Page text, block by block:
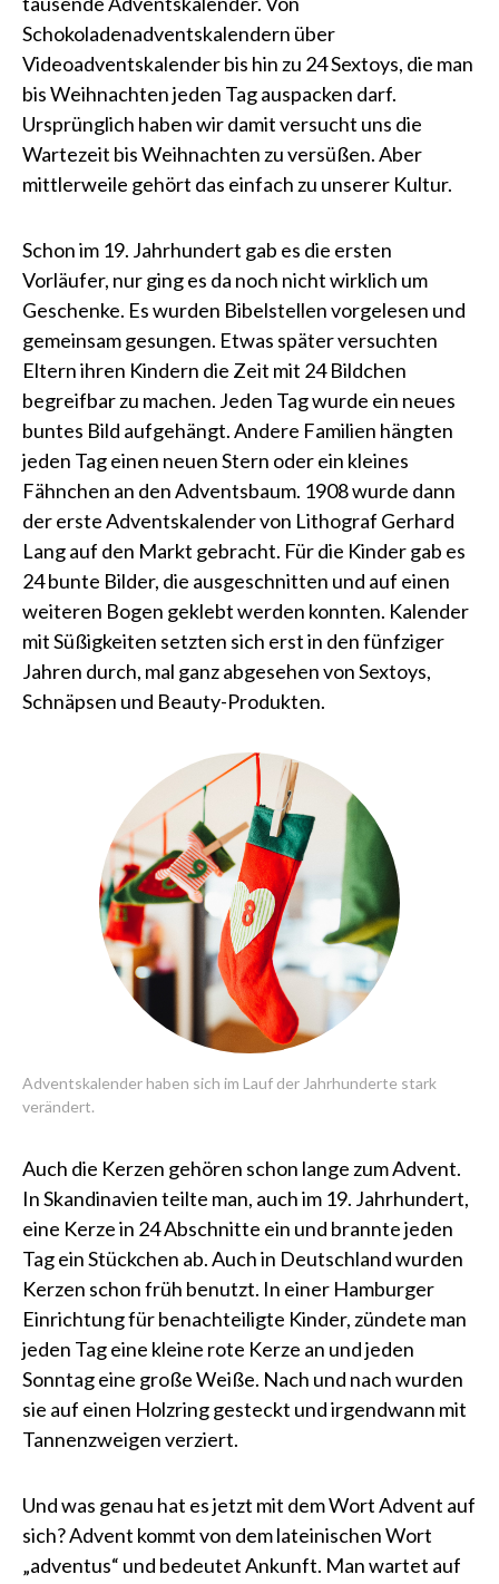
Schokoladenadventskalendern über
Videoadventskalender bis hin zu 24 Sextoys, die man
bis Weihnachten jeden Tag auspacken darf.
Ursprünglich haben wir damit versucht uns die
Wartezeit bis Weihnachten zu versüßen. Aber
mittlerweile gehört das einfach zu unserer Kultur.
Schon im 19. Jahrhundert gab es die ersten
Vorläufer, nur ging es da noch nicht wirklich um
Geschenke. Es wurden Bibelstellen vorgelesen und
gemeinsam gesungen. Etwas später versuchten
Eltern ihren Kindern die Zeit mit 24 Bildchen
begreifbar zu machen. Jeden Tag wurde ein neues
buntes Bild aufgehängt. Andere Familien hängten
jeden Tag einen neuen Stern oder ein kleines
Fähnchen an den Adventsbaum. 1908 wurde dann
der erste Adventskalender von Lithograf Gerhard
Lang auf den Markt gebracht. Für die Kinder gab es
24 bunte Bilder, die ausgeschnitten und auf einen
weiteren Bogen geklebt werden konnten. Kalender
mit Süßigkeiten setzten sich erst in den fünfziger
Jahren durch, mal ganz abgesehen von Sextoys,
Schnäpsen und Beauty-Produkten.
Adventskalender haben sich im Lauf der Jahrhunderte stark
verändert.
Auch die Kerzen gehören schon lange zum Advent.
In Skandinavien teilte man, auch im 19. Jahrhundert,
eine Kerze in 24 Abschnitte ein und brannte jeden
Tag ein Stückchen ab. Auch in Deutschland wurden
Kerzen schon früh benutzt. In einer Hamburger
Einrichtung für benachteiligte Kinder, zündete man
jeden Tag eine kleine rote Kerze an und jeden
Sonntag eine große Weiße. Nach und nach wurden
sie auf einen Holzring gesteckt und irgendwann mit
Tannenzweigen verziert.
Und was genau hat es jetzt mit dem Wort Advent auf
sich? Advent kommt von dem lateinischen Wort
„adventus“ und bedeutet Ankunft. Man wartet auf